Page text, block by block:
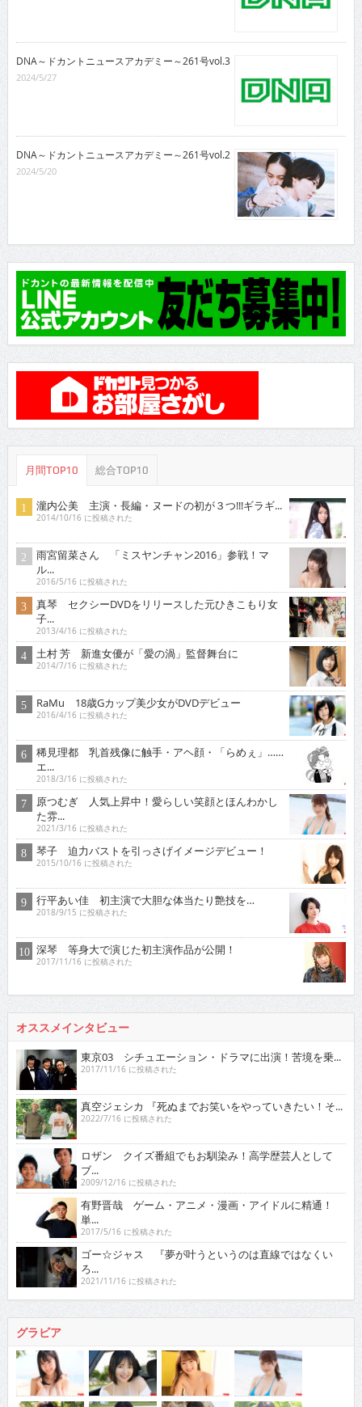
DNA～ドカントニュースアカデミー～261号vol.3
2024/5/27
DNA～ドカントニュースアカデミー～261号vol.2
2024/5/20
月間TOP10 総合TOP10
瀧内公美 主演・長編・ヌードの初が３つ!!!ギラギ...
2014/10/16 に投稿された
雨宮留菜さん 「ミスヤンチャン2016」参戦！マ
ル...
2016/5/16 に投稿された
真琴 セクシーDVDをリリースした元ひきこもり女
子...
2013/4/16 に投稿された
土村 芳 新進女優が「愛の渦」監督舞台に
2014/7/16 に投稿された
RaMu 18歳Gカップ美少女がDVDデビュー
2016/4/16 に投稿された
稀見理都 乳首残像に触手・アヘ顔・「らめぇ」……
エ...
2018/3/16 に投稿された
原つむぎ 人気上昇中！愛らしい笑顔とほんわかし
た雰...
2021/3/16 に投稿された
琴子 迫力バストを引っさげイメージデビュー！
2015/10/16 に投稿された
行平あい佳 初主演で大胆な体当たり艶技を…
2018/9/15 に投稿された
深琴 等身大で演じた初主演作品が公開！
2017/11/16 に投稿された
オススメインタビュー
東京03 シチュエーション・ドラマに出演！苦境を乗...
2017/11/16 に投稿された
真空ジェシカ 『死ぬまでお笑いをやっていきたい！そ...
2022/7/16 に投稿された
ロザン クイズ番組でもお馴染み！高学歴芸人として
ブ...
2009/12/16 に投稿された
有野晋哉 ゲーム・アニメ・漫画・アイドルに精通！
単...
2017/5/16 に投稿された
ゴー☆ジャス 『夢が叶うというのは直線ではなくい
ろ...
2021/11/16 に投稿された
グラビア